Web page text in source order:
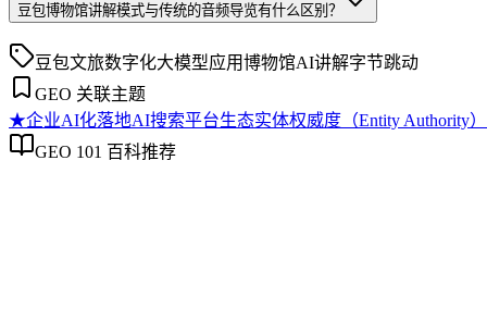
豆包博物馆讲解模式与传统的音频导览有什么区别？
豆包文旅数字化大模型应用博物馆AI讲解字节跳动
GEO 关联主题
★企业AI化落地AI搜索平台生态实体权威度（Entity Authority）
GEO 101 百科推荐